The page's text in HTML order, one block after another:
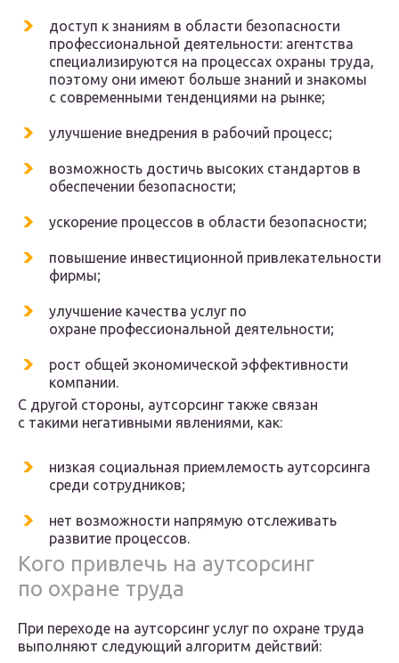
доступ к знаниям в области безопасности
профессиональной деятельности: агентства
специализируются на процессах охраны труда,
поэтому они имеют больше знаний и знакомы
с современными тенденциями на рынке;
улучшение внедрения в рабочий процесс;
возможность достичь высоких стандартов в
обеспечении безопасности;
ускорение процессов в области безопасности;
повышение инвестиционной привлекательности
фирмы;
улучшение качества услуг по
охране профессиональной деятельности;
рост общей экономической эффективности
компании.
С другой стороны, аутсорсинг также связан
с такими негативными явлениями, как:
низкая социальная приемлемость аутсорсинга
среди сотрудников;
нет возможности напрямую отслеживать
развитие процессов.
Кого привлечь на аутсорсинг
по охране труда
При переходе на аутсорсинг услуг по охране труда
выполняют следующий алгоритм действий: